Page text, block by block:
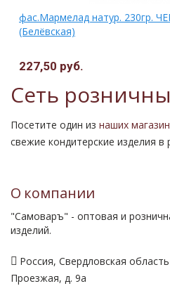
фас.Мармелад натур. 230гр.
(Белёвская)
227,50 руб.
Сеть
Посетите один из наших
свежие кондитерские изделия
О компании
"Самоваръ" - оптовая и
изделий.
Россия, Свердловская область
Проезжая, д. 9а